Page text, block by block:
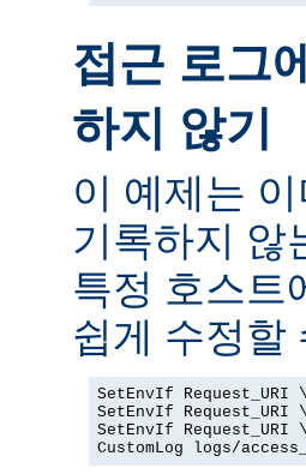
접근 로그
하지 않기
이 예제는
기록하지 않
특정 호스트
쉽게 수정할
SetEnvIf
SetEnvIf
SetEnvIf Request_URI
CustomLog logs/